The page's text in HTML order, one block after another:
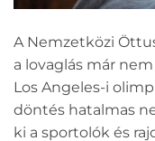
A Nemzetközi
a lovaglás már
Los Angeles-i
döntés hatalmas
ki a sportolók és